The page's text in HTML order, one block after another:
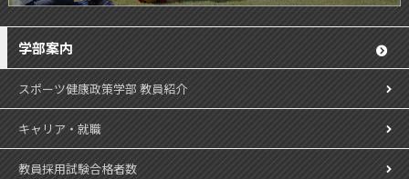
学部案内
スポーツ健康政策学部 教員紹介
キャリア・就職
教員採用試験合格者数